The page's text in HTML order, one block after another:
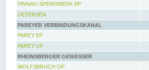
PINNAU-SPERRWERK BP
UETERSEN
PAREYER VERBINDUNGSKANAL
PAREY EP
PAREY UP
RHEINSBERGER GEWÄSSER
WOLFSBRUCH OP